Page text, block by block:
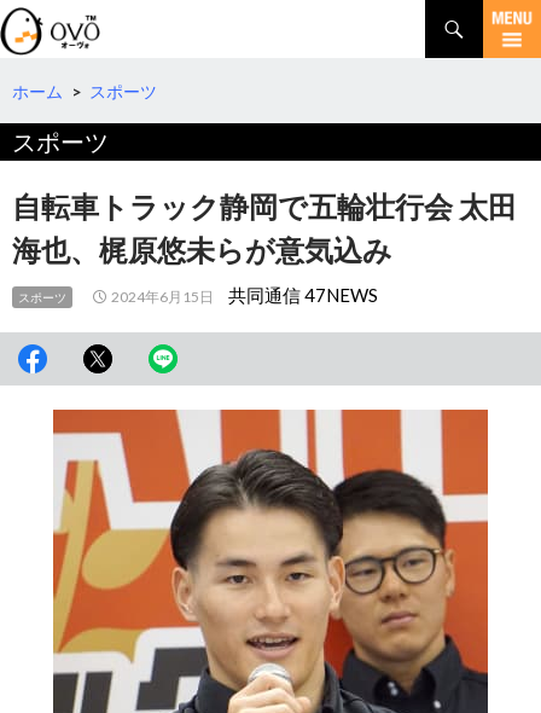
検
索
コ
テ
へ
ホーム > スポーツ
スポーツ
自転車トラック静岡で五輪壮行会 太田
海也、梶原悠未らが意気込み
スポーツ 2024年6月15日 共同通信 47NEWS